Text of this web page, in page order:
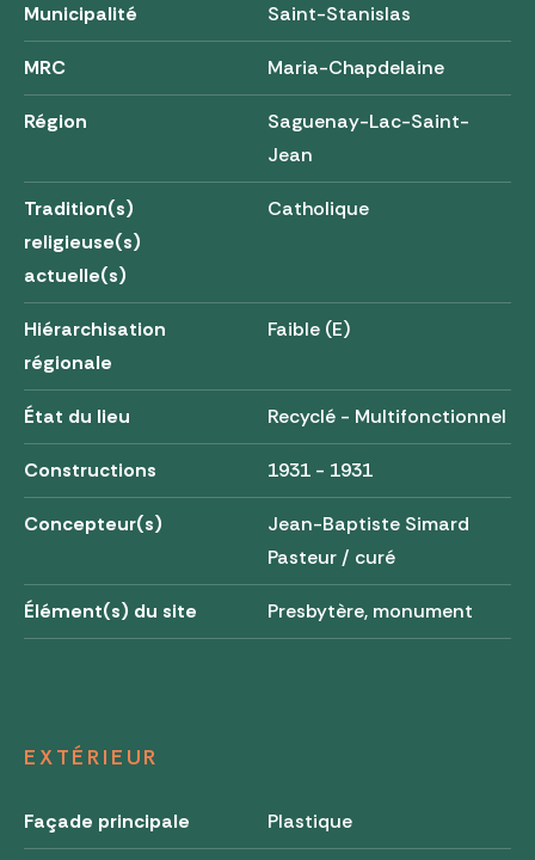
Municipalité Saint-Stanislas
MRC Maria-Chapdelaine
Région
Saguenay-Lac-Saint-
Jean
Tradition(s)
religieuse(s)
actuelle(s)
Catholique
Hiérarchisation
régionale
Faible (E)
État du lieu Recyclé - Multifonctionnel
Constructions 1931 - 1931
Concepteur(s)
Jean-Baptiste Simard
Pasteur / curé
Élément(s) du site Presbytère, monument
EXTÉRIEUR
Façade principale Plastique